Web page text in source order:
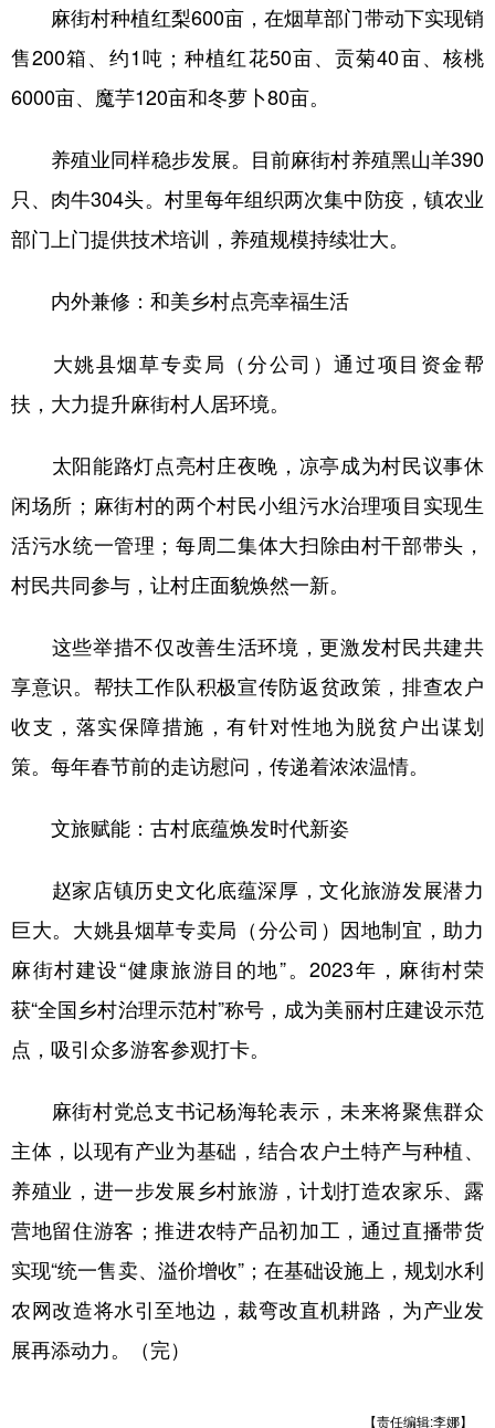
麻街村种植红梨600亩，在烟草部门带动下实现销
售200箱、约1吨；种植红花50亩、贡菊40亩、核桃
6000亩、魔芋120亩和冬萝卜80亩。
养殖业同样稳步发展。目前麻街村养殖黑山羊390
只、肉牛304头。村里每年组织两次集中防疫，镇农业
部门上门提供技术培训，养殖规模持续壮大。
内外兼修：和美乡村点亮幸福生活
大姚县烟草专卖局（分公司）通过项目资金帮
扶，大力提升麻街村人居环境。
太阳能路灯点亮村庄夜晚，凉亭成为村民议事休
闲场所；麻街村的两个村民小组污水治理项目实现生
活污水统一管理；每周二集体大扫除由村干部带头，
村民共同参与，让村庄面貌焕然一新。
这些举措不仅改善生活环境，更激发村民共建共
享意识。帮扶工作队积极宣传防返贫政策，排查农户
收支，落实保障措施，有针对性地为脱贫户出谋划
策。每年春节前的走访慰问，传递着浓浓温情。
文旅赋能：古村底蕴焕发时代新姿
赵家店镇历史文化底蕴深厚，文化旅游发展潜力
巨大。大姚县烟草专卖局（分公司）因地制宜，助力
麻街村建设“健康旅游目的地”。2023年，麻街村荣
获“全国乡村治理示范村”称号，成为美丽村庄建设示范
点，吸引众多游客参观打卡。
麻街村党总支书记杨海轮表示，未来将聚焦群众
主体，以现有产业为基础，结合农户土特产与种植、
养殖业，进一步发展乡村旅游，计划打造农家乐、露
营地留住游客；推进农特产品初加工，通过直播带货
实现“统一售卖、溢价增收”；在基础设施上，规划水利
农网改造将水引至地边，裁弯改直机耕路，为产业发
展再添动力。（完）
【责任编辑:李娜】